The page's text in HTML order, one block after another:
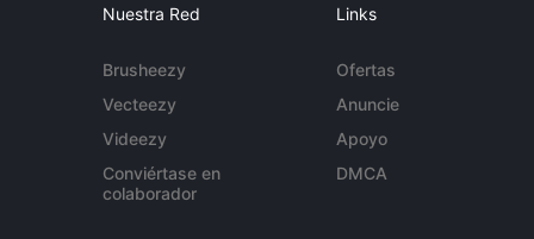
Nuestra Red
Brusheezy
Vecteezy
Videezy
Conviértase en
colaborador
Links
Ofertas
Anuncie
Apoyo
DMCA